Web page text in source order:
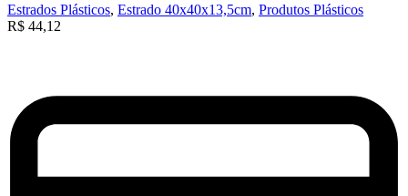
Estrados Plásticos, Estrado 40x40x13,5cm, Produtos Plásticos
R$ 44,12